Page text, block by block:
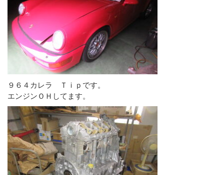
９６４カレラ Ｔｉｐです。
エンジンＯＨしてます。